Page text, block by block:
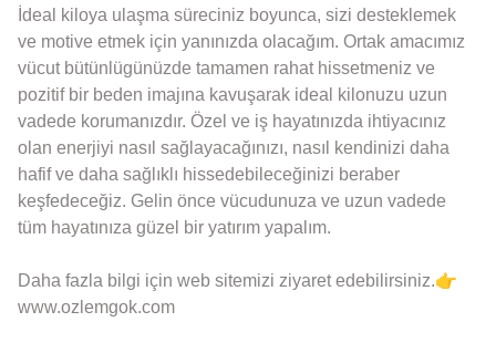
İdeal kiloya ulaşma süreciniz boyunca, sizi desteklemek
ve motive etmek için yanınızda olacağım. Ortak amacımız
vücut bütünlügünüzde tamamen rahat hissetmeniz ve
pozitif bir beden imajına kavuşarak ideal kilonuzu uzun
vadede korumanızdır. Özel ve iş hayatınızda ihtiyacınız
olan enerjiyi nasıl sağlayacağınızı, nasıl kendinizi daha
hafif ve daha sağlıklı hissedebileceğinizi beraber
keşfedeceğiz. Gelin önce vücudunuza ve uzun vadede
tüm hayatınıza güzel bir yatırım yapalım.
Daha fazla bilgi için web sitemizi ziyaret edebilirsiniz.👉​​
www.ozlemgok.com